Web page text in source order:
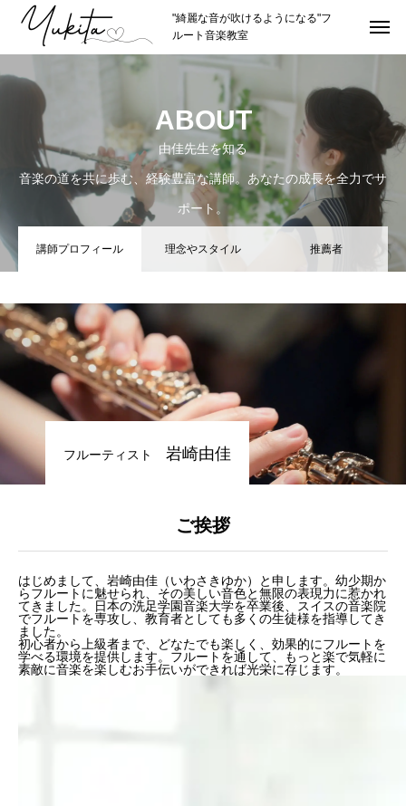
"綺麗な音が吹けるようになる"フ
ルート音楽教室
HOME
ABOUT
講師プロフィール
理念やスタイル
推薦者
LESSON レッスン紹介
カリキュラムの詳細
レッスン形式
SCHOOL 教室紹介
最新情報（お知らせ）
アクセス情報
サイトマップ
ABOUT
由佳先生を知る
音楽の道を共に歩む、経験豊富な講師。あなたの成長を全力でサ
ポート。
講師プロフィール 理念やスタイル 推薦者
フルーティスト 岩崎由佳
ご挨拶
はじめまして、岩崎由佳（いわさきゆか）と申します。幼少期か
らフルートに魅せられ、その美しい音色と無限の表現力に惹かれ
てきました。日本の洗足学園音楽大学を卒業後、スイスの音楽院
でフルートを専攻し、教育者としても多くの生徒様を指導してき
ました。
初心者から上級者まで、どなたでも楽しく、効果的にフルートを
学べる環境を提供します。フルートを通して、もっと楽で気軽に
素敵に音楽を楽しむお手伝いができれば光栄に存じます。